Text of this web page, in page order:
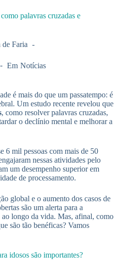
palavras cruzadas e
de Faria
Em Notícias
é mais do que um passatempo: é
Um estudo recente revelou que
, como resolver palavras cruzadas,
o declínio mental e melhorar a
6 mil pessoas com mais de 50
nessas atividades pelo
um desempenho superior em
de processamento.
global e o aumento dos casos de
são um alerta para a
longo da vida. Mas, afinal, como
são tão benéficas? Vamos
idosos são importantes?